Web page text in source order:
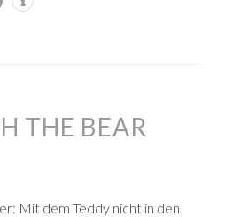
THE BEAR
Mit dem Teddy nicht in den